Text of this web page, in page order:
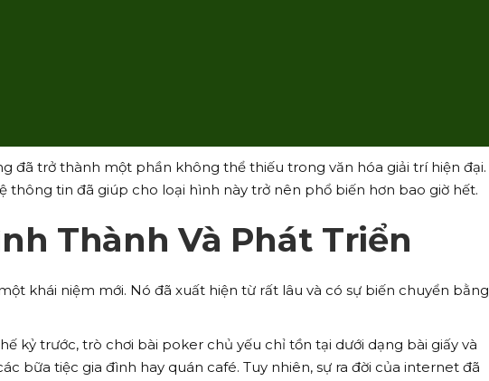
đã trở thành một phần không thể thiếu trong văn hóa giải trí hiện đại.
thông tin đã giúp cho loại hình này trở nên phổ biến hơn bao giờ hết.
Thành Và Phát Triển
khái niệm mới. Nó đã xuất hiện từ rất lâu và có sự biến chuyển bằng
kỷ trước, trò chơi bài poker chủ yếu chỉ tồn tại dưới dạng bài giấy và
bữa tiệc gia đình hay quán café. Tuy nhiên, sự ra đời của internet đã